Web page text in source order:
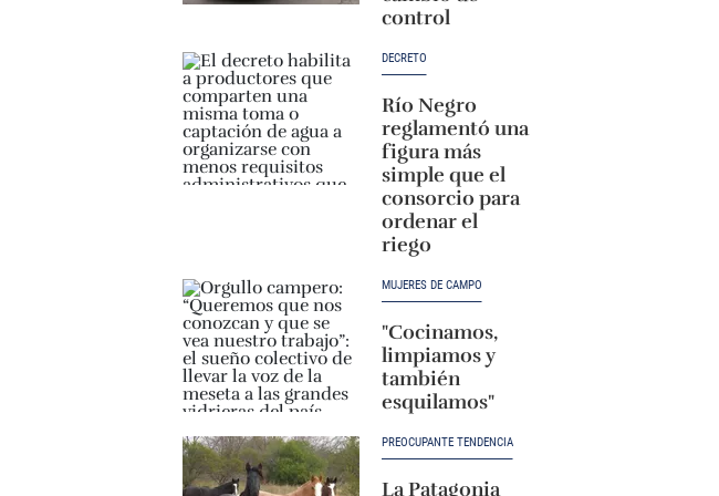
control
DECRETO
Río Negro
reglamentó una
figura más
simple que el
consorcio para
ordenar el
riego
MUJERES DE CAMPO
"Cocinamos,
limpiamos y
también
esquilamos"
PREOCUPANTE TENDENCIA
La Patagonia